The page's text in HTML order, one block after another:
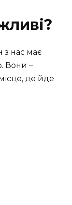
з нас має
Вони –
де йде